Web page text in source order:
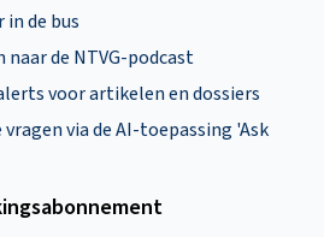
de bus
de NTVG-podcast
voor artikelen en dossiers
via de AI-toepassing 'Ask